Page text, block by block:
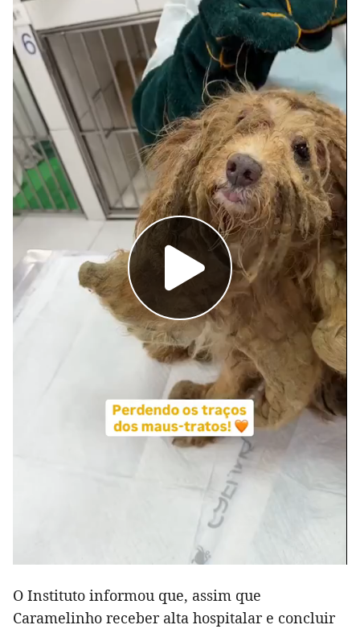
O Instituto informou que, assim que
Caramelinho receber alta hospitalar e concluir